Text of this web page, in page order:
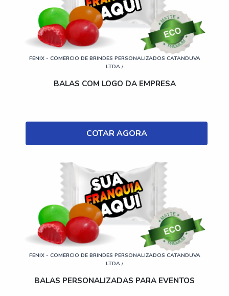
FENIX - COMERCIO DE BRINDES PERSONALIZADOS CATANDUVA
LTDA /
BALAS COM LOGO DA EMPRESA
COTAR AGORA
FENIX - COMERCIO DE BRINDES PERSONALIZADOS CATANDUVA
LTDA /
BALAS PERSONALIZADAS PARA EVENTOS